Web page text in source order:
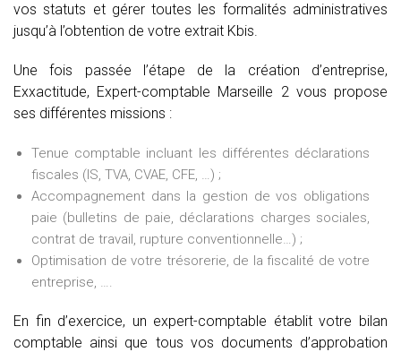
vos statuts et gérer toutes les formalités administratives
jusqu’à l’obtention de votre extrait Kbis.
Une fois passée l’étape de la création d’entreprise,
Exxactitude, Expert-comptable Marseille 2 vous propose
ses différentes missions :
Tenue comptable incluant les différentes déclarations
fiscales (IS, TVA, CVAE, CFE, …) ;
Accompagnement dans la gestion de vos obligations
paie (bulletins de paie, déclarations charges sociales,
contrat de travail, rupture conventionnelle…) ;
Optimisation de votre trésorerie, de la fiscalité de votre
entreprise, ….
En fin d’exercice, un expert-comptable établit votre bilan
comptable ainsi que tous vos documents d’approbation